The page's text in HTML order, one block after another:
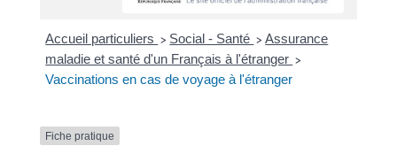
Accueil particuliers > Social - Santé > Assurance
maladie et santé d'un Français à l'étranger >
Vaccinations en cas de voyage à l'étranger
Fiche pratique